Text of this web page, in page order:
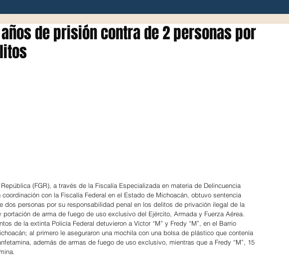
años de prisión contra de 2 personas por
(FGR), a través de la Fiscalía Especializada en materia de Delincuencia
coordinación con la Fiscalía Federal en el Estado de Michoacán, obtuvo sentencia
dos personas por su responsabilidad penal en los delitos de privación ilegal de la
de arma de fuego de uso exclusivo del Ejército, Armada y Fuerza Aérea.
de la extinta Policía Federal detuvieron a Víctor “M” y Fredy “M”, en el Barrio
al primero le aseguraron una mochila con una bolsa de plástico que contenía
además de armas de fuego de uso exclusivo, mientras que a Fredy “M”, 15